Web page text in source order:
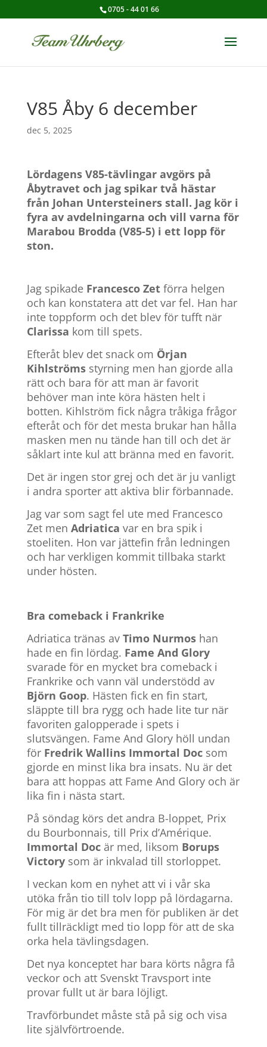
0705 - 44 01 66
V85 Åby 6 december
dec 5, 2025
Lördagens V85-tävlingar avgörs på
Åbytravet och jag spikar två hästar
från Johan Untersteiners stall. Jag kör i
fyra av avdelningarna och vill varna för
Marabou Brodda (V85-5) i ett lopp för
ston.
Jag spikade Francesco Zet förra helgen
och kan konstatera att det var fel. Han har
inte toppform och det blev för tufft när
Clarissa kom till spets.
Efteråt blev det snack om Örjan
Kihlströmsstyrning men han gjorde alla
rätt och bara för att man är favorit
behöver man inte köra hästen helt i
botten. Kihlström fick några tråkiga frågor
efteråt och för det mesta brukar han hålla
masken men nu tände han till och det är
såklart inte kul att bränna med en favorit.
Det är ingen stor grej och det är ju vanligt
i andra sporter att aktiva blir förbannade.
Jag var som sagt fel ute med Francesco
Zet men Adriatica var en bra spik i
stoeliten. Hon var jättefin från ledningen
och har verkligen kommit tillbaka starkt
under hösten.
Bra comeback i Frankrike
Adriatica tränas av Timo Nurmoshan
hade en fin lördag. Fame And Glory
svarade för en mycket bra comeback i
Frankrike och vann väl understödd av
Björn Goop. Hästen fick en fin start,
släppte till bra rygg och hade lite tur när
favoriten galopperade i spets i
slutsvängen. Fame And Glory höll undan
för Fredrik Wallins Immortal Docsom
gjorde en minst lika bra insats. Nu är det
bara att hoppas att Fame And Glory och är
lika fin i nästa start.
På söndag körs det andra B-loppet, Prix
du Bourbonnais, till Prix d’Amérique.
Immortal Docär med, liksom Borups
Victorysom är inkvalad till storloppet.
I veckan kom en nyhet att vi i vår ska
utöka från tio till tolv lopp på lördagarna.
För mig är det bra men för publiken är det
fullt tillräckligt med tio lopp för att de ska
orka hela tävlingsdagen.
Det nya konceptet har bara körts några få
veckor och att Svenskt Travsport inte
provar fullt ut är bara löjligt.
Travförbundet måste stå på sig och visa
lite självförtroende.